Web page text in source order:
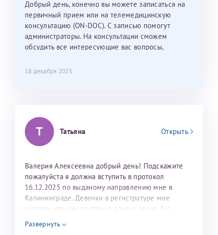
С ней общение было, как с давней знакомой, очень
лёгкое и простое. Вообще в данной клинике весь
персонал очень вежливый и чуткий, прям приятно
находиться. Мы собираемся туда ещё за вторым
ребёнком, и конечно же только к Ринату
сомнений.
26 июля 2026
Добрый день, конечно вы можете записаться на
первичный прием или на телемедицинскую
консультацию (ON-DOC). С записью помогут
администраторы. На консультации сможем
обсудить все интересующие вас вопросы,
18 декабря 2025
Т Татьяна Открыть
Валерия Алексеевна добрый день! Подскажите
пожалуйста я должна вступить в протокол
16.12.2025 по выданому направлению мне в
Калининграде. Девочки в регистратуре мне
сказали, что сам протокол длится около 3-х
недель и 3 недели я должна находится в Питере.
Можно мне новый год провести в Калининграде и
Развернуть